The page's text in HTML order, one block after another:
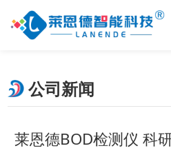
公司新闻
莱恩德BOD检测仪 科